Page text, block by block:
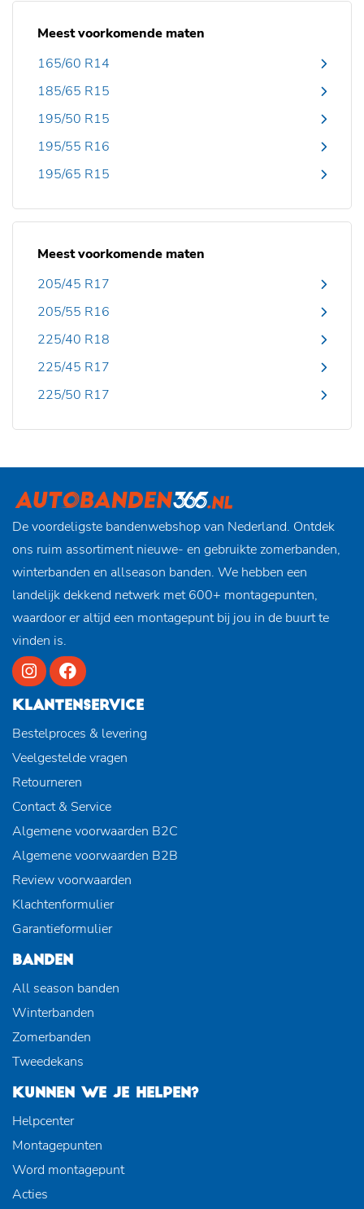
Meest voorkomende maten
165/60 R14
185/65 R15
195/50 R15
195/55 R16
195/65 R15
Meest voorkomende maten
205/45 R17
205/55 R16
225/40 R18
225/45 R17
225/50 R17
De voordeligste bandenwebshop van Nederland. Ontdek
ons ruim assortiment nieuwe- en gebruikte zomerbanden,
winterbanden en allseason banden. We hebben een
landelijk dekkend netwerk met 600+ montagepunten,
waardoor er altijd een montagepunt bij jou in de buurt te
vinden is.
KLANTENSERVICE
Bestelproces & levering
Veelgestelde vragen
Retourneren
Contact & Service
Algemene voorwaarden B2C
Algemene voorwaarden B2B
Review voorwaarden
Klachtenformulier
Garantieformulier
BANDEN
All season banden
Winterbanden
Zomerbanden
Tweedekans
KUNNEN WE JE HELPEN?
Helpcenter
Montagepunten
Word montagepunt
Acties